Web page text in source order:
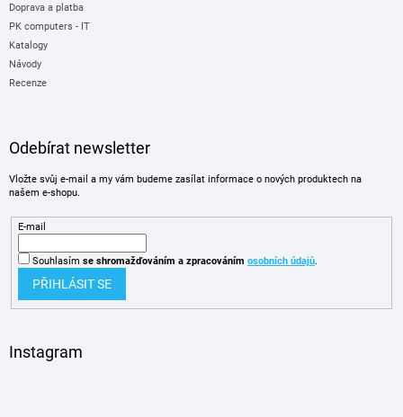
Doprava a platba
PK computers - IT
Katalogy
Návody
Recenze
Odebírat newsletter
Vložte svůj e-mail a my vám budeme zasílat informace o nových produktech na
našem e-shopu.
E-mail
Souhlasím se shromažďováním a zpracováním osobních údajů.
PŘIHLÁSIT SE
Instagram